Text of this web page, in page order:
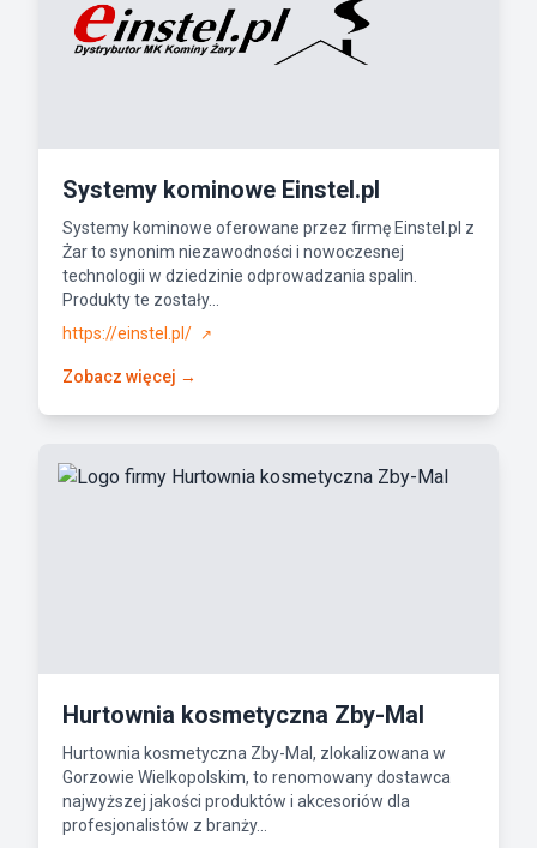
Systemy kominowe Einstel.pl
Systemy kominowe oferowane przez firmę Einstel.pl z
Żar to synonim niezawodności i nowoczesnej
technologii w dziedzinie odprowadzania spalin.
Produkty te zostały...
https://einstel.pl/
↗
Zobacz więcej →
Hurtownia kosmetyczna Zby-Mal
Hurtownia kosmetyczna Zby-Mal, zlokalizowana w
Gorzowie Wielkopolskim, to renomowany dostawca
najwyższej jakości produktów i akcesoriów dla
profesjonalistów z branży...